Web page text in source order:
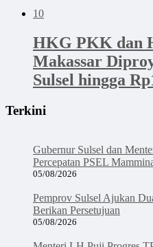
10
HKG PKK dan
Makassar
Sulsel hingga
Terkini
Gubernur Sulsel dan
Percepatan PSEL
05/08/2026
Pemprov Sulsel Ajukan
Berikan Persetujuan
05/08/2026